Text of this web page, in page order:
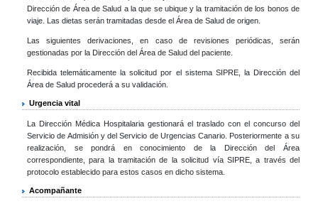
Dirección de Área de Salud a la que se ubique y la tramitación de los bonos de
viaje. Las dietas serán tramitadas desde el Área de Salud de origen.
Las siguientes derivaciones, en caso de revisiones periódicas, serán
gestionadas por la Dirección del Área de Salud del paciente.
Recibida telemáticamente la solicitud por el sistema SIPRE, la Dirección del
Área de Salud procederá a su validación.
Urgencia vital
La Dirección Médica Hospitalaria gestionará el traslado con el concurso del
Servicio de Admisión y del Servicio de Urgencias Canario. Posteriormente a su
realización, se pondrá en conocimiento de la Dirección del Área
correspondiente, para la tramitación de la solicitud vía SIPRE, a través del
protocolo establecido para estos casos en dicho sistema.
Acompañante